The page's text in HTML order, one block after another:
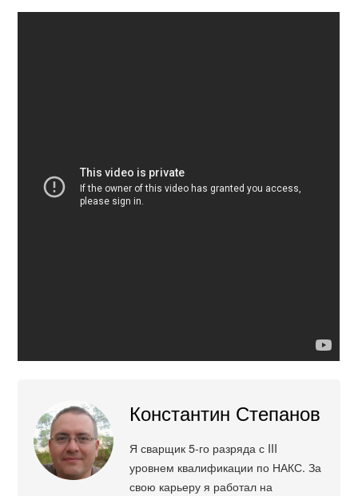
Константин Степанов
Я сварщик 5-го разряда с III
уровнем квалификации по НАКС. За
свою карьеру я работал на